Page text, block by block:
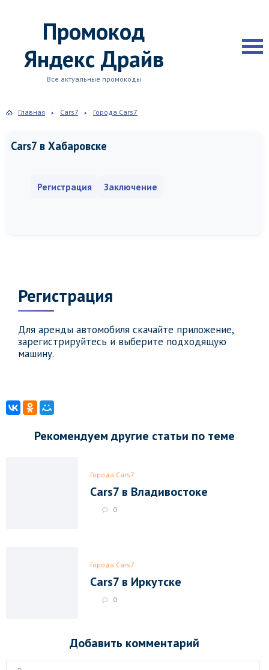
Промокод
Яндекс Драйв
Все актуальные промокоды
Главная Cars7 Города Cars7
Cars7 в Хабаровске
Регистрация Заключение
Регистрация
Для аренды автомобиля скачайте приложение,
зарегистрируйтесь и выберите подходящую
машину.
Рекомендуем другие статьи по теме
Города Cars7
Cars7 в Владивостоке
0
Города Cars7
Cars7 в Иркутске
0
Добавить комментарий